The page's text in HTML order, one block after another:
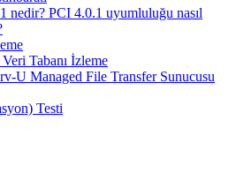
nedir? PCI 4.0.1 uyumluluğu nasıl
Tabanı İzleme
U Managed File Transfer Sunucusu
Testi